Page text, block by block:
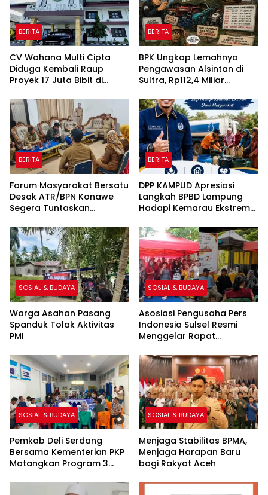
BERITA
CV Wahana Multi Cipta
Diduga Kembali Raup
Proyek 17 Juta Bibit di
Kasus Rp26 Miliar,
Kasipenkum: Kami
Menunggu P21 dari Polda
Sultra
BERITA
BPK Ungkap Lemahnya
Pengawasan Alsintan di
Sultra, Rp112,4 Miliar
Pemanfaatannya
BERITA
Forum Masyarakat Bersatu
Desak ATR/BPN Konawe
Segera Tuntaskan
Olu Onua, Beri Tenggat
Waktu 2×24 Jam
BERITA
DPP KAMPUD Apresiasi
Langkah BPBD Lampung
Hadapi Kemarau Ekstrem
Bersih
SOSIAL & BUDAYA
Warga Asahan Pasang
Spanduk Tolak Aktivitas
PMI
SOSIAL & BUDAYA
Asosiasi Pengusaha Pers
Indonesia Sulsel Resmi
Menggelar Rapat
SOSIAL & BUDAYA
Pemkab Deli Serdang
Bersama Kementerian PKP
Matangkan Program 3
Percut Sei Tuan Disurvei
SOSIAL & BUDAYA
Menjaga Stabilitas BPMA,
Menjaga Harapan Baru
bagi Rakyat Aceh